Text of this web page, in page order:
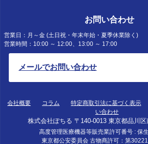
お問い合わせ
営業日：月～金 (土日祝・年末年始・夏季休業除く)
営業時間：10:00 ～ 12:00、13:00 ～ 17:00
メールでお問い合わせ
会社概要 コラム 特定商取引法に基づく表示
い合わせ
株式会社ぽちる 〒140-0013 東京都品川
高度管理医療機器等販売業許可番号 : 保
東京都公安委員会 古物商許可：第